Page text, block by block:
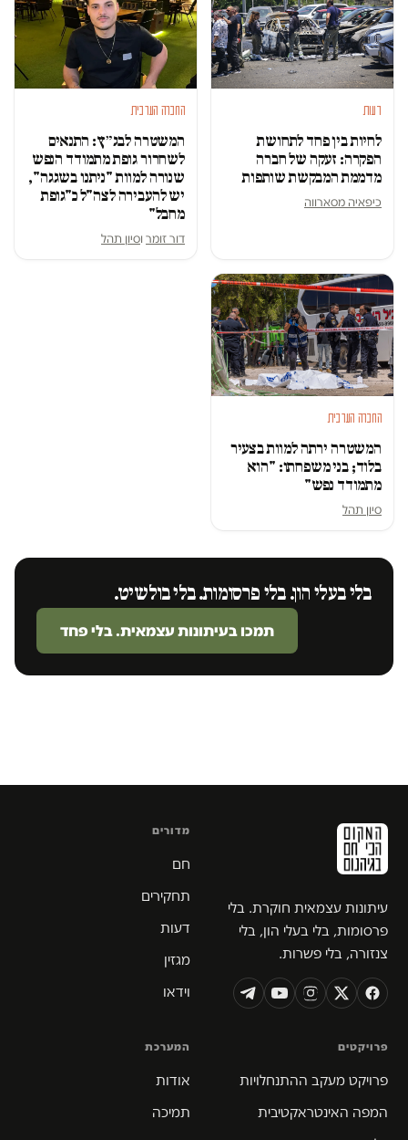
דעות
לחיות בין פחד לתחושת
הפקרה: זעקה של חברה
מדממת המבקשת שותפות
כיפאיה מסארווה
החברה הערבית
המשטרה לבג״ץ: התנאים
לשחרור גופת מתמודד הנפש
שנורה למוות "ניתנו בשגגה",
יש להעבירה לצה"ל כ"גופת
מחבל"
דור זומר וסיון תהל
החברה הערבית
המשטרה ירתה למוות בצעיר
בלוד; בני משפחתו: "הוא
מתמודד נפש"
סיון תהל
בלי בעלי הון. בלי פרסומות. בלי בולשיט.
תמכו בעיתונות עצמאית. בלי פחד
עיתונות עצמאית חוקרת. בלי
פרסומות, בלי בעלי הון, בלי
צנזורה, בלי פשרות.
מדורים
חם
תחקירים
דעות
מגזין
וידאו
פרויקטים
פרויקט מעקב ההתנחלויות
המפה האינטראקטיבית
המערכת
אודות
תמיכה